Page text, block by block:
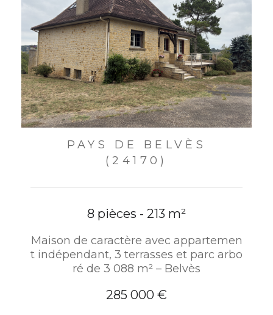
PAYS DE BELVÈS
(24170)
8 pièces - 213 m²
Maison de caractère avec appartemen
t indépendant, 3 terrasses et parc arbo
ré de 3 088 m² – Belvès
285 000 €